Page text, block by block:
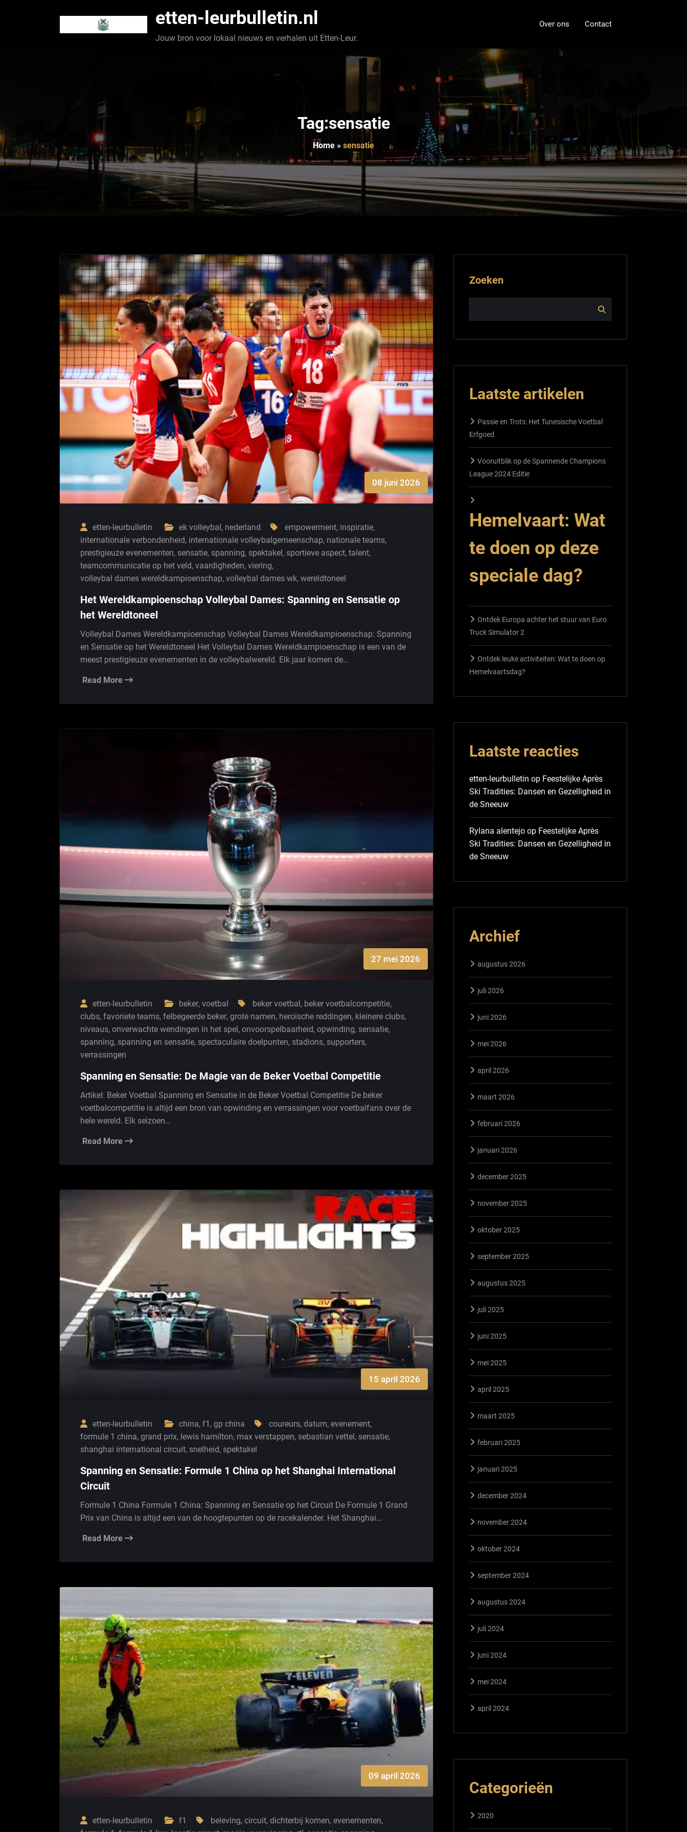
etten-leurbulletin.nl
Jouw bron voor lokaal nieuws en verhalen uit Etten-Leur.
Over ons Contact
Tag:sensatie
Home » sensatie
08 juni 2026
etten-leurbulletin ek volleybal, nederland empowerment, inspiratie,
internationale verbondenheid, internationale volleybalgemeenschap, nationale teams,
prestigieuze evenementen, sensatie, spanning, spektakel, sportieve aspect, talent,
teamcommunicatie op het veld, vaardigheden, viering,
volleybal dames wereldkampioenschap, volleybal dames wk, wereldtoneel
Het Wereldkampioenschap Volleybal Dames: Spanning en Sensatie op
het Wereldtoneel
Volleybal Dames Wereldkampioenschap Volleybal Dames Wereldkampioenschap: Spanning
en Sensatie op het Wereldtoneel Het Volleybal Dames Wereldkampioenschap is een van de
meest prestigieuze evenementen in de volleybalwereld. Elk jaar komen de…
Read More
27 mei 2026
etten-leurbulletin beker, voetbal beker voetbal, beker voetbalcompetitie,
clubs, favoriete teams, felbegeerde beker, grote namen, heroïsche reddingen, kleinere clubs,
niveaus, onverwachte wendingen in het spel, onvoorspelbaarheid, opwinding, sensatie,
spanning, spanning en sensatie, spectaculaire doelpunten, stadions, supporters,
verrassingen
Spanning en Sensatie: De Magie van de Beker Voetbal Competitie
Artikel: Beker Voetbal Spanning en Sensatie in de Beker Voetbal Competitie De beker
voetbalcompetitie is altijd een bron van opwinding en verrassingen voor voetbalfans over de
hele wereld. Elk seizoen…
Read More
15 april 2026
etten-leurbulletin china, f1 , gp china coureurs, datum, evenement,
formule 1 china, grand prix, lewis hamilton, max verstappen, sebastian vettel, sensatie,
shanghai international circuit, snelheid, spektakel
Spanning en Sensatie: Formule 1 China op het Shanghai International
Circuit
Formule 1 China Formule 1 China: Spanning en Sensatie op het Circuit De Formule 1 Grand
Prix van China is altijd een van de hoogtepunten op de racekalender. Het Shanghai…
Read More
09 april 2026
etten-leurbulletin f1 beleving, circuit, dichterbij komen, evenementen,
Zoeken
Laatste artikelen
Passie en Trots: Het Tunesische Voetbal
Erfgoed
Vooruitblik op de Spannende Champions
League 2024 Editie
Hemelvaart: Wat
te doen op deze
speciale dag?
Ontdek Europa achter het stuur van Euro
Truck Simulator 2
Ontdek leuke activiteiten: Wat te doen op
Hemelvaartsdag?
Laatste reacties
etten-leurbulletin op Feestelijke Après
Ski Tradities: Dansen en Gezelligheid in
de Sneeuw
Rylana alentejo op Feestelijke Après
Ski Tradities: Dansen en Gezelligheid in
de Sneeuw
Archief
augustus 2026
juli 2026
juni 2026
mei 2026
april 2026
maart 2026
februari 2026
januari 2026
december 2025
november 2025
oktober 2025
september 2025
augustus 2025
juli 2025
juni 2025
mei 2025
april 2025
maart 2025
februari 2025
januari 2025
december 2024
november 2024
oktober 2024
september 2024
augustus 2024
juli 2024
juni 2024
mei 2024
april 2024
Categorieën
2020